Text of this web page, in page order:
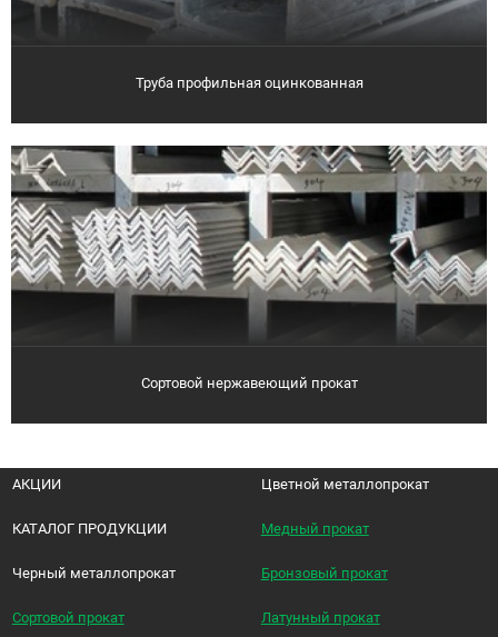
Труба профильная оцинкованная
Сортовой нержавеющий прокат
АКЦИИ
КАТАЛОГ ПРОДУКЦИИ
Черный металлопрокат
Сортовой прокат
Цветной металлопрокат
Медный прокат
Бронзовый прокат
Латунный прокат